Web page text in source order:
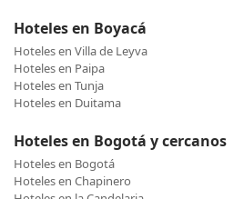
Hoteles en Boyacá
Hoteles en Villa de Leyva
Hoteles en Paipa
Hoteles en Tunja
Hoteles en Duitama
Hoteles en Bogotá y cercanos
Hoteles en Bogotá
Hoteles en Chapinero